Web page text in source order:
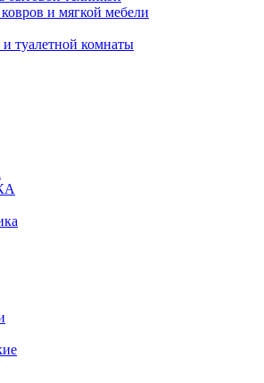
и мягкой мебели
туалетной комнаты